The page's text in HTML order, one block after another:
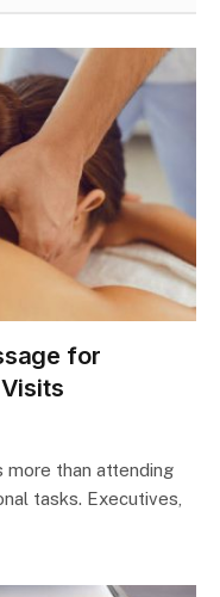
for
more than attending
tasks. Executives,